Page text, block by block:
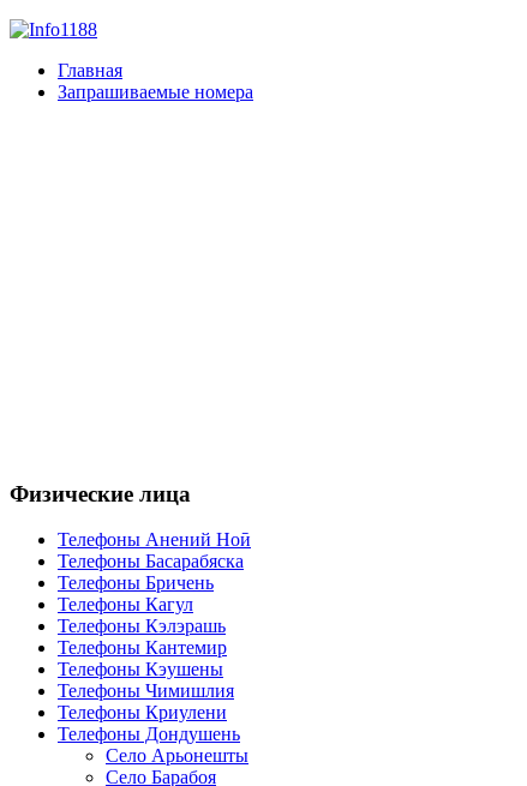
Главная
Запрашиваемые номера
Физические лица
Телефоны Анений Ноӣ
Телефоны Басарабяска
Телефоны Бричень
Телефоны Кагул
Телефоны Кэлэрашь
Телефоны Кантемир
Телефоны Кэушены
Телефоны Чимишлия
Телефоны Криулени
Телефоны Дондушень
Село Арьонешты
Село Барабоя